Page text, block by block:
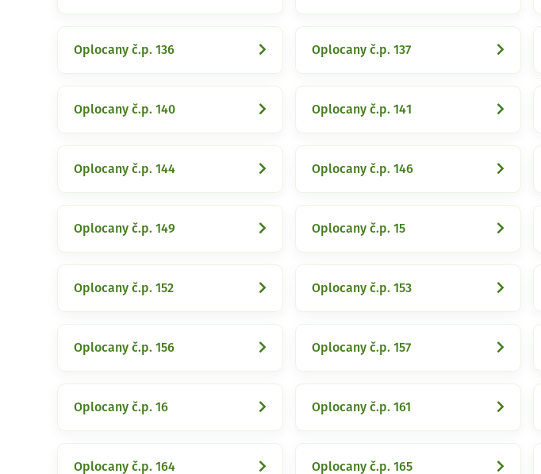
Oplocany č.p. 136 Oplocany č.p. 137
Oplocany č.p. 140 Oplocany č.p. 141
Oplocany č.p. 144 Oplocany č.p. 146
Oplocany č.p. 149 Oplocany č.p. 15
Oplocany č.p. 152 Oplocany č.p. 153
Oplocany č.p. 156 Oplocany č.p. 157
Oplocany č.p. 16 Oplocany č.p. 161
Oplocany č.p. 164 Oplocany č.p. 165